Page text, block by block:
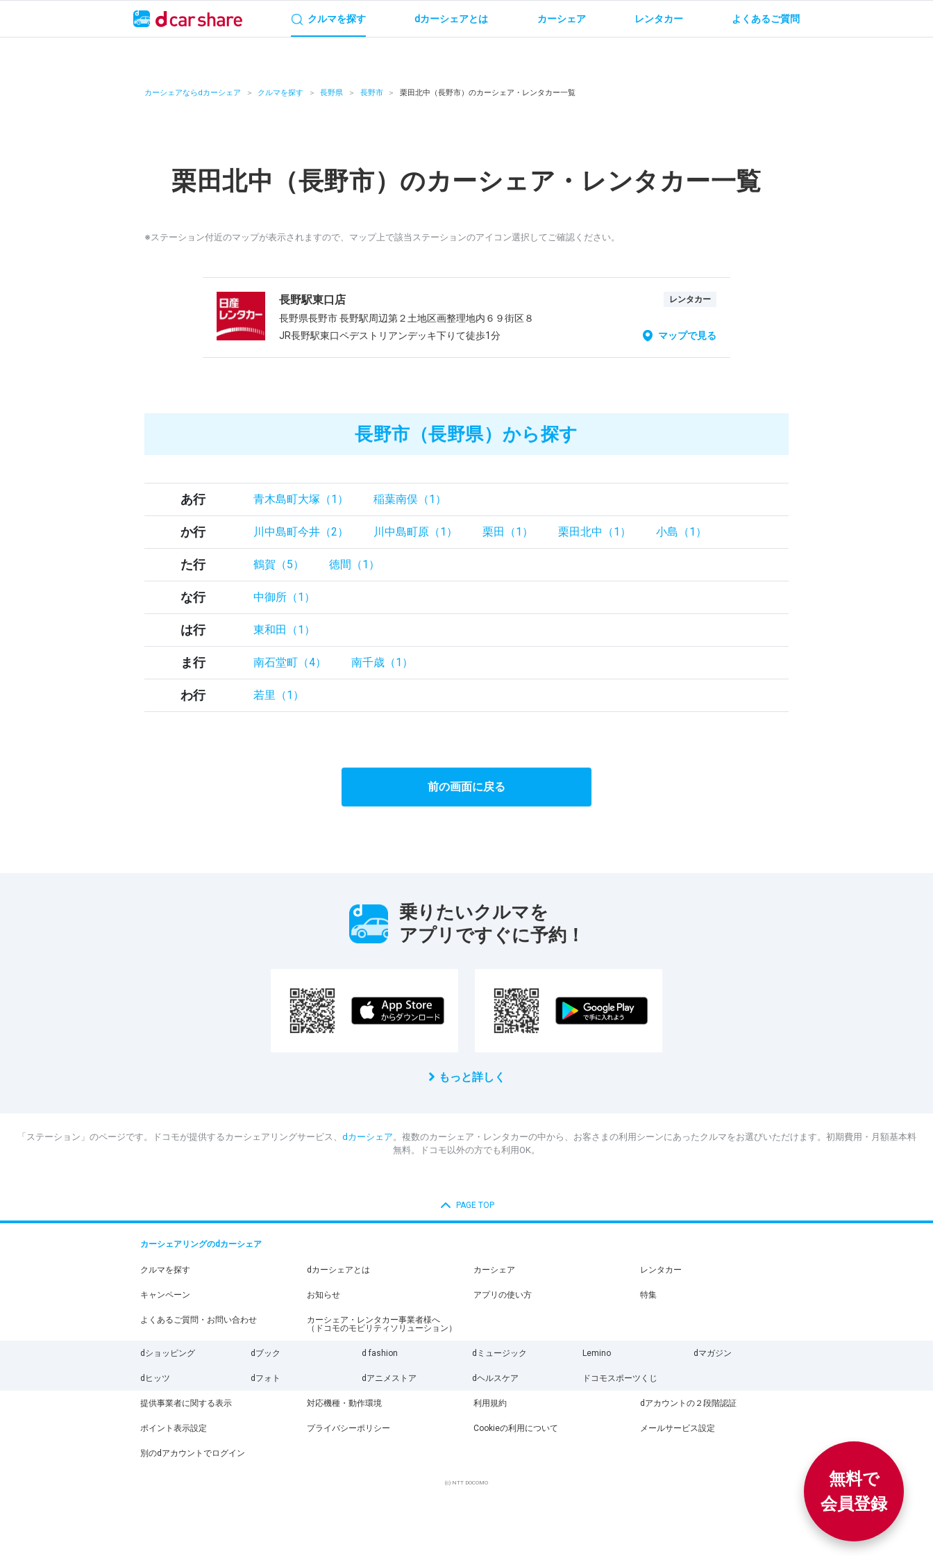
クルマを探す dカーシェアとは カーシェア レンタカー よくあるご質問
カーシェアならdカーシェア クルマを探す 長野県 長野市 栗田北中（長野市）のカーシェア・レンタカー一覧
栗田北中（長野市）のカーシェア・レンタカー一覧
※ステーション付近のマップが表示されますので、マップ上で該当ステーションのアイコン選択してご確認ください。
長野駅東口店 レンタカー
長野県長野市 長野駅周辺第２土地区画整理地内６９街区８
JR長野駅東口ペデストリアンデッキ下りて徒歩1分
マップで見る
長野市（長野県）から探す
あ行 青木島町大塚（1） 稲葉南俣（1）
か行 川中島町今井（2） 川中島町原（1） 栗田（1） 栗田北中（1） 小島（1）
た行 鶴賀（5） 徳間（1）
な行 中御所（1）
は行 東和田（1）
ま行 南石堂町（4） 南千歳（1）
わ行 若里（1）
前の画面に戻る
無料で
会員登録
乗りたいクルマを
アプリですぐに予約！
もっと詳しく
「ステーション」のページです。ドコモが提供するカーシェアリングサービス、 dカーシェア。複数のカーシェア・レンタカーの中から、お客さまの利用シーンにあったクルマをお選びいただけます。初期費用・月額基本料
無料。ドコモ以外の方でも利用OK。
PAGE TOP
カーシェアリングのdカーシェア
クルマを探す dカーシェアとは カーシェア レンタカー
キャンペーン お知らせ アプリの使い方 特集
よくあるご質問・お問い合わせ
カーシェア・レンタカー事業者様へ
（ドコモのモビリティソリューション）
dショッピング dブック d fashion dミュージック Lemino dマガジン
dヒッツ dフォト dアニメストア dヘルスケア ドコモスポーツくじ
提供事業者に関する表示 対応機種・動作環境 利用規約 dアカウントの２段階認証
ポイント表示設定 プライバシーポリシー Cookieの利用について メールサービス設定
別のdアカウントでログイン
(c) NTT DOCOMO
よくあるご質問・お問い合わせ